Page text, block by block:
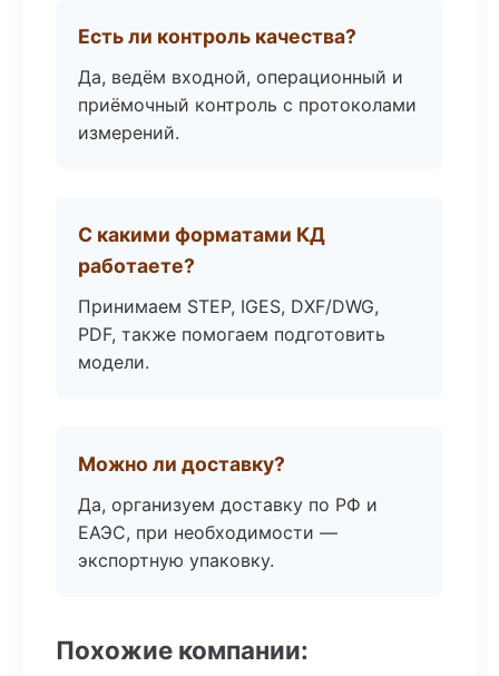
Есть ли контроль качества?
Да, ведём входной, операционный и
приёмочный контроль с протоколами
измерений.
С какими форматами КД
работаете?
Принимаем STEP, IGES, DXF/DWG,
PDF, также помогаем подготовить
модели.
Можно ли доставку?
Да, организуем доставку по РФ и
ЕАЭС, при необходимости —
экспортную упаковку.
Похожие компании: